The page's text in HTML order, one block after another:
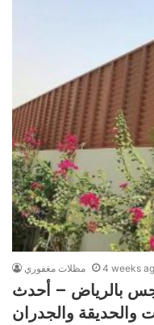
مظلات مغفوري 4 weeks
بالرياض – أحدث
والحديقة والجدران